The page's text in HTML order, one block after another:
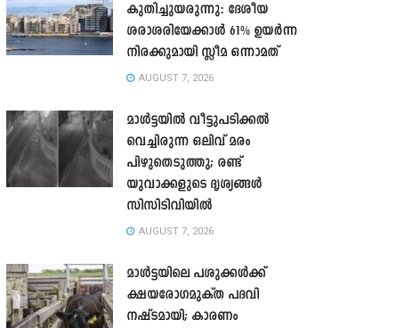
കുതിച്ചുയരുന്നു: ദേശീയ
ശരാശരിയേക്കാൾ 61% ഉയർന്ന
നിരക്കുമായി സ്ലീമ ഒന്നാമത്
AUGUST 7, 2026
മാൾട്ടയിൽ വീട്ടുപടിക്കൽ
വെച്ചിരുന്ന ഒലിവ് മരം
പിഴുതെടുത്തു; രണ്ട്
യുവാക്കളുടെ ദൃശ്യങ്ങൾ
സിസിടിവിയിൽ
AUGUST 7, 2026
മാൾട്ടയിലെ പശുക്കൾക്ക്
ക്ഷയരോഗമുക്ത പദവി
നഷ്ടമായി; കാരണം